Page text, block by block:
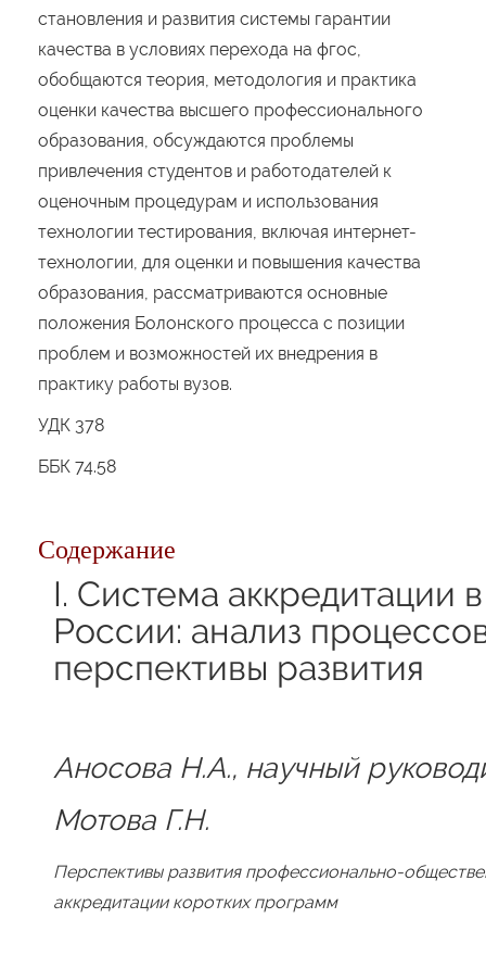
становления и развития системы гарантии
качества в условиях перехода на фгос,
обобщаются теория, методология и практика
оценки качества высшего профессионального
образования, обсуждаются проблемы
привлечения студентов и работодателей к
оценочным процедурам и использования
технологии тестирования, включая интернет-
технологии, для оценки и повышения качества
образования, рассматриваются основные
положения Болонского процесса с позиции
проблем и возможностей их внедрения в
практику работы вузов.
УДК 378
ББК 74.58
Содержание
I. Система аккредитации
России: анализ
перспективы развития
Аносова Н.А., научный
Мотова Г.Н.
Перспективы развития профессионально-
аккредитации коротких программ